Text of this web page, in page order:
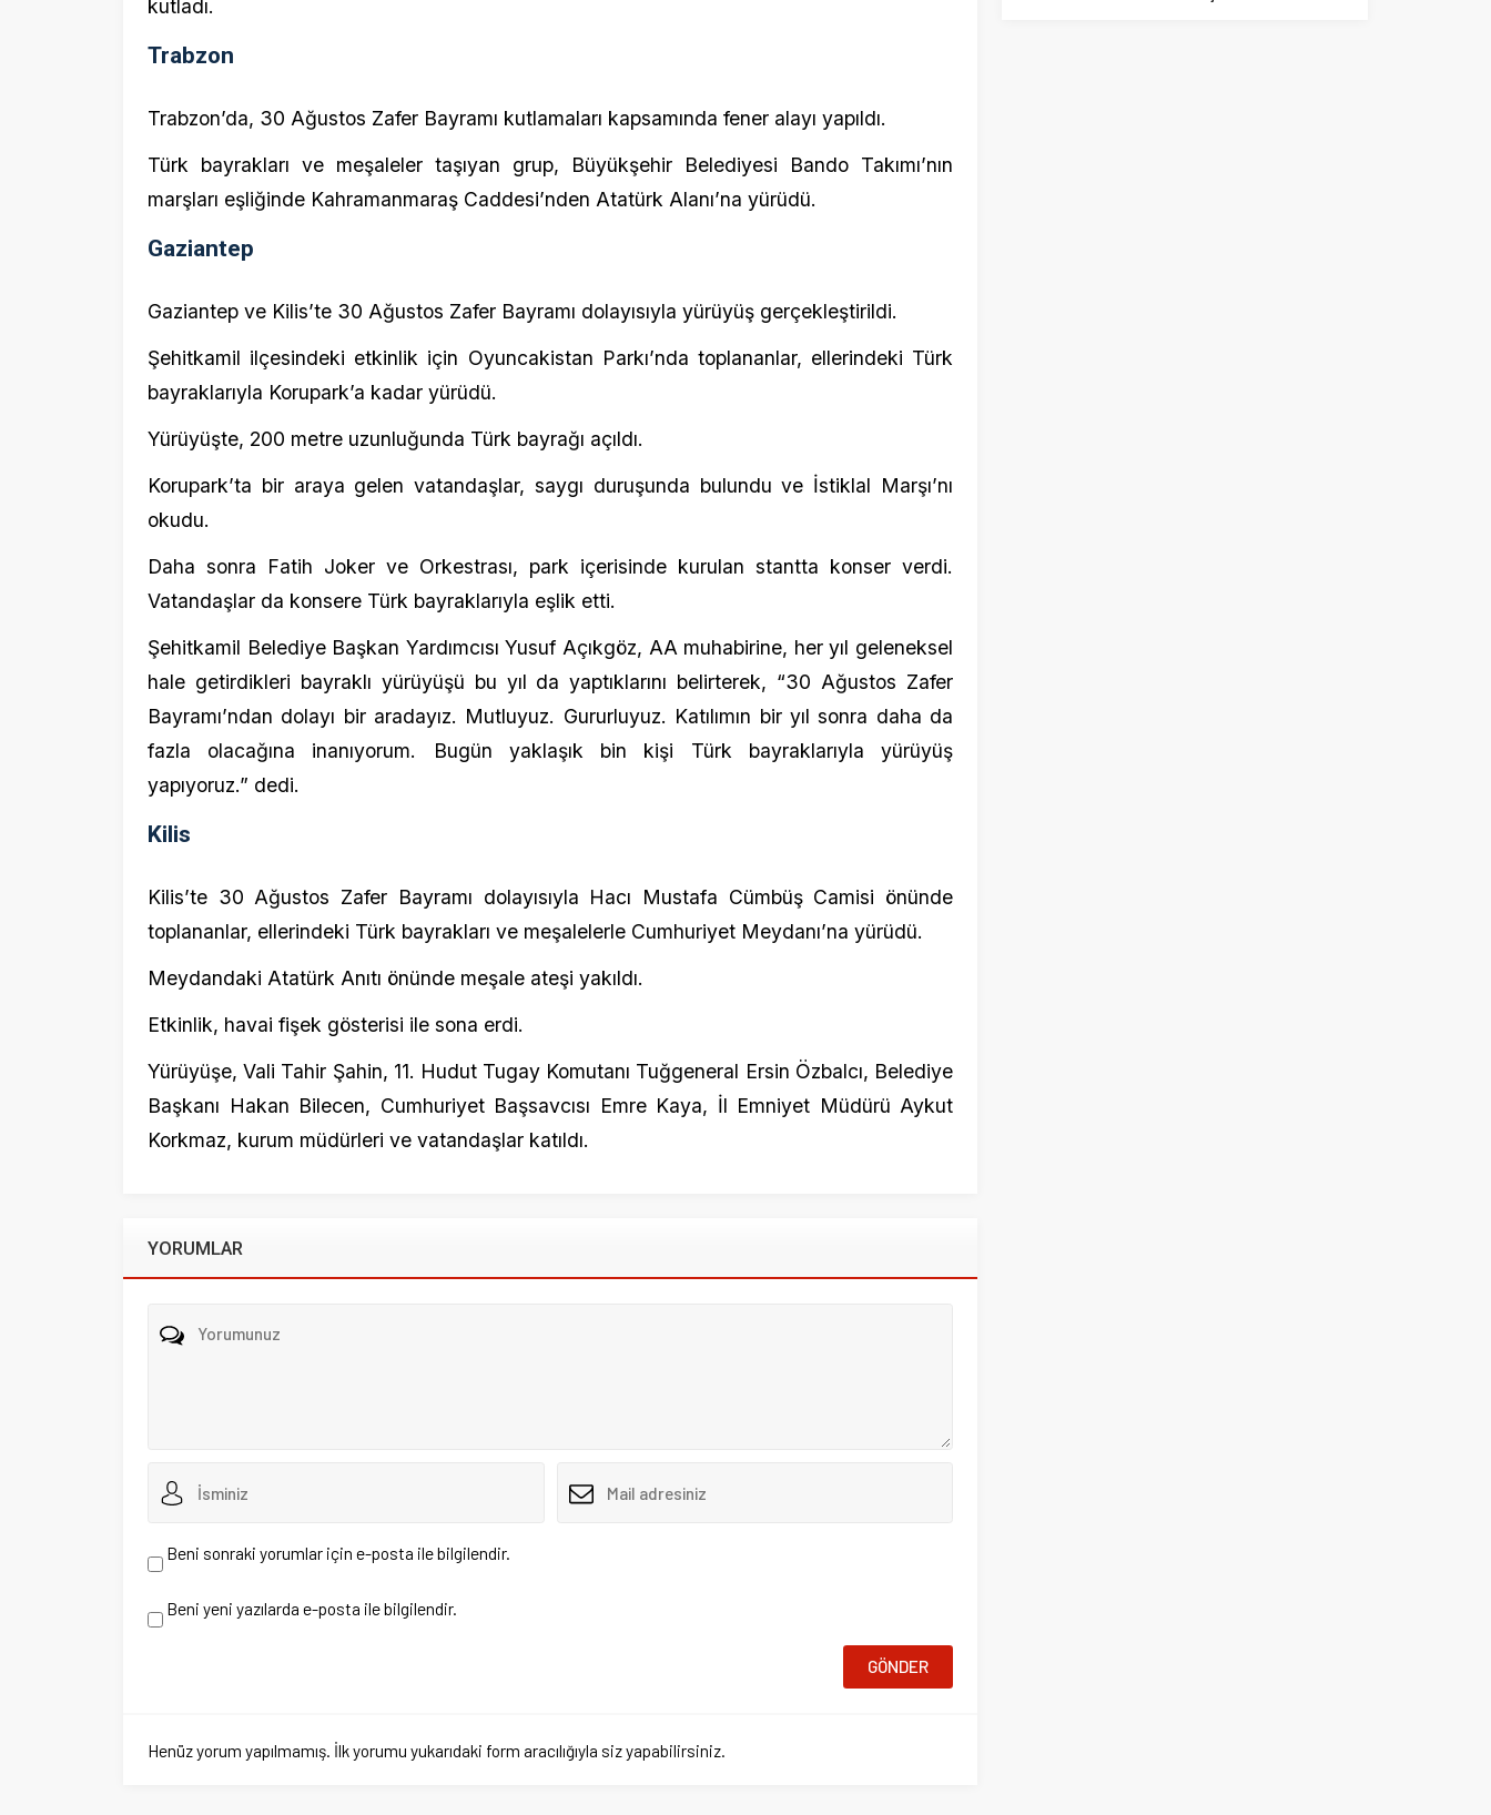
Şehitkamil ilçesindeki etkinlik için Oyuncakistan Parkı’nda toplananlar, ellerindeki Türk
bayraklarıyla Korupark’a kadar yürüdü.
Yürüyüşte, 200 metre uzunluğunda Türk bayrağı açıldı.
Korupark’ta bir araya gelen vatandaşlar, saygı duruşunda bulundu ve İstiklal Marşı’nı
Daha sonra Fatih Joker ve Orkestrası, park içerisinde kurulan stantta konser verdi.
Vatandaşlar da konsere Türk bayraklarıyla eşlik etti.
Şehitkamil Belediye Başkan Yardımcısı Yusuf Açıkgöz, AA muhabirine, her yıl geleneksel
Bayramı’ndan dolayı bir aradayız. Mutluyuz. Gururluyuz. Katılımın bir yıl sonra daha da
fazla olacağına inanıyorum. Bugün yaklaşık bin kişi Türk bayraklarıyla yürüyüş
yapıyoruz.” dedi.
Kilis
Kilis’te 30 Ağustos Zafer Bayramı dolayısıyla Hacı Mustafa Cümbüş Camisi önünde
toplananlar, ellerindeki Türk bayrakları ve meşalelerle Cumhuriyet Meydanı’na yürüdü.
Meydandaki Atatürk Anıtı önünde meşale ateşi yakıldı.
Yürüyüşe, Vali Tahir Şahin, 11. Hudut Tugay Komutanı Tuğgeneral Ersin Özbalcı, Belediye
Korkmaz, kurum müdürleri ve vatandaşlar katıldı.
YORUMLAR
TBMM Gazze için olağanüstü toplandı!